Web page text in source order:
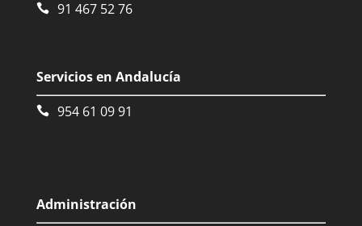
91 467 52 76
Servicios en Andalucía
954 61 09 91
Administración